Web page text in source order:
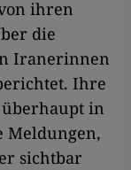
ihren
die
Iranerinnen
Ihre
überhaupt in
Meldungen,
sichtbar